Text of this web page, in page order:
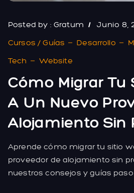
Posted by : Gratum Junio 8,
Cursos / Guías
Desarrollo
Tech
Website
Cómo Migrar Tu
A Un Nuevo
Alojamiento Sin
Aprende cómo migrar tu sitio
proveedor de alojamiento sin
nuestros consejos y guías paso